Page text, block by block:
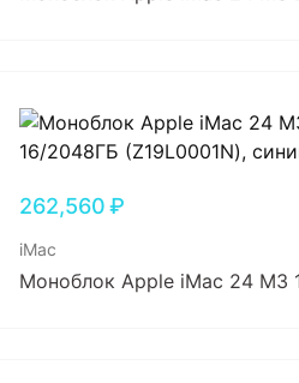
262,560₽
iMac
Моноблок Apple iMac 24 M3